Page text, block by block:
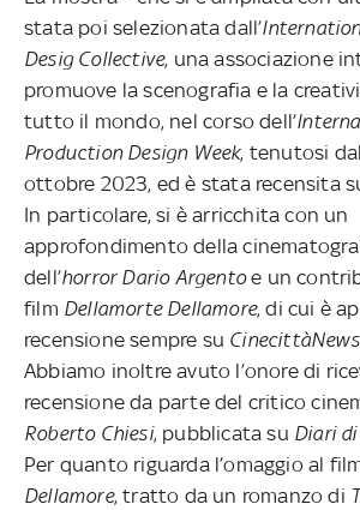
stata poi selezionata dall’
Desig Collective, una associazione
promuove la scenografia e la
tutto il mondo, nel corso dell’
Production Design Week, tenutosi
ottobre 2023, ed è stata recensita
In particolare, si è arricchita con un
approfondimento della
dell’horror Dario Argentoe un
film Dellamorte Dellamore, di cui è
recensione sempre su CinecittàNews
Abbiamo inoltre avuto l’onore di
recensione da parte del critico
Roberto Chiesi, pubblicata su Diari
Per quanto riguarda l’omaggio al
Dellamore, tratto da un romanzo di